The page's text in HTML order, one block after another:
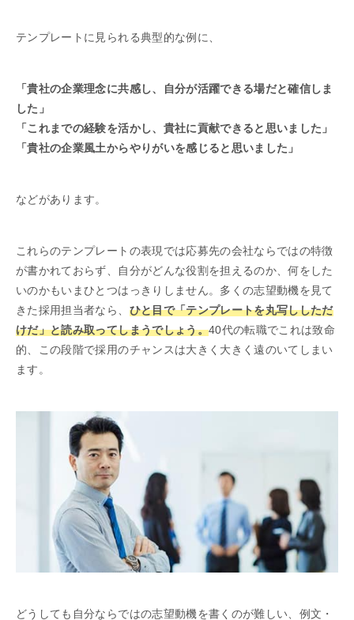
テンプレートに見られる典型的な例に、
「貴社の企業理念に共感し、自分が活躍できる場だと確信しま
した」
「これまでの経験を活かし、貴社に貢献できると思いました」
「貴社の企業風土からやりがいを感じると思いました」
などがあります。
これらのテンプレートの表現では応募先の会社ならではの特徴
が書かれておらず、自分がどんな役割を担えるのか、何をした
いのかもいまひとつはっきりしません。多くの志望動機を見て
きた採用担当者なら、 ひと目で「テンプレートを丸写ししただ
けだ」と読み取ってしまうでしょう。40代の転職でこれは致命
的、この段階で採用のチャンスは大きく大きく遠のいてしまい
ます。
どうしても自分ならではの志望動機を書くのが難しい、例文・